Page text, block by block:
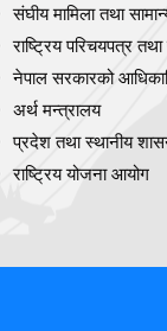
संघीय मामिला तथा
राष्ट्रिय परिचयपत्र
नेपाल सरकारको
अर्थ मन्त्रालय
प्रदेश तथा स्थानीय
राष्ट्रिय योजना आयोग